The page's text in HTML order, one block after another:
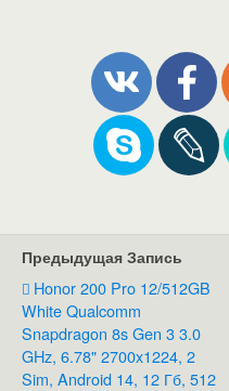
Предыдущая Запись
Honor 200 Pro 12/512GB
White Qualcomm
Snapdragon 8s Gen 3 3.0
GHz, 6.78" 2700x1224, 2
Sim, Android 14, 12 Гб, 512